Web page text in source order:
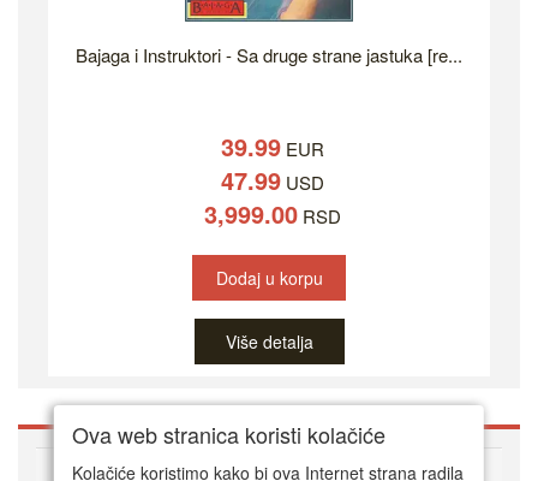
Bajaga i Instruktori - Sa druge strane jastuka [re...
39.99EUR
47.99USD
3,999.00RSD
Dodaj u korpu
Više detalja
O DVD Zoni
Ova web stranica koristi kolačiće
Kolačiće koristimo kako bi ova Internet strana radila